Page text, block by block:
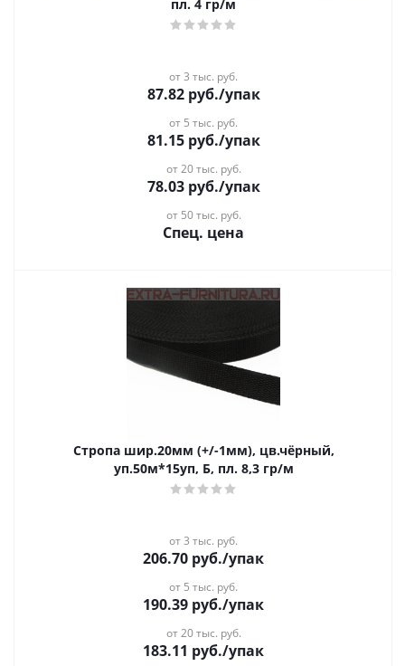
пл. 4 гр/м
от 3 тыс. руб.
87.82руб./упак
от 5 тыс. руб.
81.15руб./упак
от 20 тыс. руб.
78.03руб./упак
от 50 тыс. руб.
Спец. цена
Стропа шир.20мм (+/-1мм), цв.чёрный,
уп.50м*15уп, Б, пл. 8,3 гр/м
от 3 тыс. руб.
206.70 руб./упак
от 5 тыс. руб.
190.39 руб./упак
от 20 тыс. руб.
183.11 руб./упак